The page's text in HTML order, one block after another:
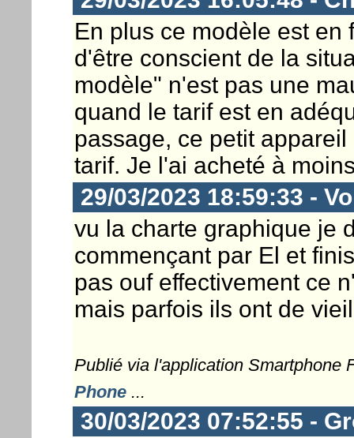
En plus ce modèle est en
d'être conscient de la
modèle" n'est pas une
quand le tarif est en
passage, ce petit
tarif. Je l'ai acheté à
29/03/2023 18:59:33 -
vu la charte graphique je
commençant par El et
pas ouf effectivement ce
mais parfois ils ont de
Publié via l'application Smartphone
Phone...
30/03/2023 07:52:55 -